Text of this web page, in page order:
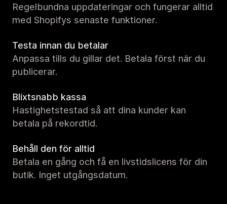
Regelbundna uppdateringar och fungerar alltid
med Shopifys senaste funktioner.
Testa innan du betalar
Anpassa tills du gillar det. Betala först när du
publicerar.
Blixtsnabb kassa
Hastighetstestad så att dina kunder kan
betala på rekordtid.
Behåll den för alltid
Betala en gång och få en livstidslicens för din
butik. Inget utgångsdatum.